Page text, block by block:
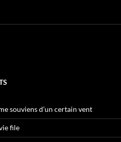
souviens d’un certain vent
file